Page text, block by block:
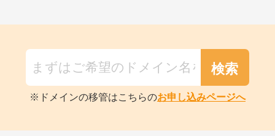
※ドメインの移管はこちらのお申し込みページへ